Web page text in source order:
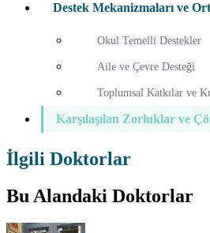
Destek Mekanizmaları ve
Okul Temelli Destekler
Aile ve Çevre Desteği
Toplumsal Katkılar ve
Karşılaşılan Zorluklar ve
İlgili Doktorlar
Bu Alandaki Doktorlar